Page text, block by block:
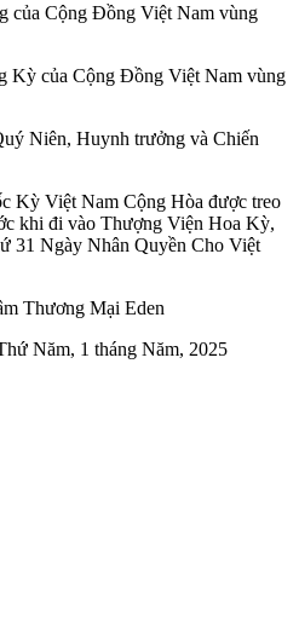
của Cộng Đồng Việt Nam vùng
Kỳ của Cộng Đồng Việt Nam vùng
Niên, Huynh trưởng và Chiến
Kỳ Việt Nam Cộng Hòa được treo
khi đi vào Thượng Viện Hoa Kỳ,
31 Ngày Nhân Quyền Cho Việt
Thương Mại Eden
Năm, 1 tháng Năm, 2025